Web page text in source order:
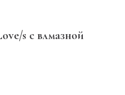
s с влмазной